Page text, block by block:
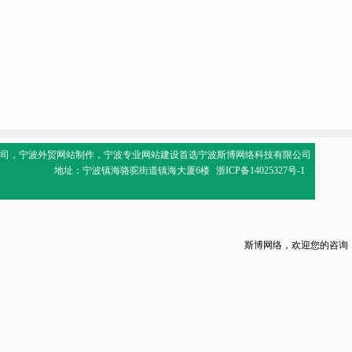
， 宁波外贸网站制作 ， 宁波专业网站建设首选宁波斯博网络科技有限公司
地址：宁波镇海骆驼街道镇海大厦6楼 浙ICP备14025327号-1
斯博网络，欢迎您的咨询！